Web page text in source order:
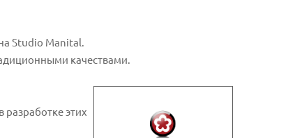
Studio Manital.
качествами.
этих